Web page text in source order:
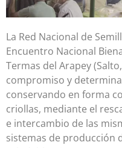
La Red Nacional de
Encuentro Nacional
Termas del Arapey
compromiso y
conservando en forma
criollas, mediante el
e intercambio de las
sistemas de producción